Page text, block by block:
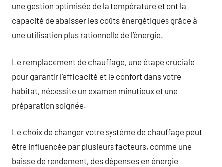
une gestion optimisée de la température et ont la
capacité de abaisser les coûts énergétiques grâce à
une utilisation plus rationnelle de l’énergie.
Le remplacement de chauffage, une étape cruciale
pour garantir l’efficacité et le confort dans votre
habitat, nécessite un examen minutieux et une
préparation soignée.
Le choix de changer votre système de chauffage peut
être influencée par plusieurs facteurs, comme une
baisse de rendement, des dépenses en énergie